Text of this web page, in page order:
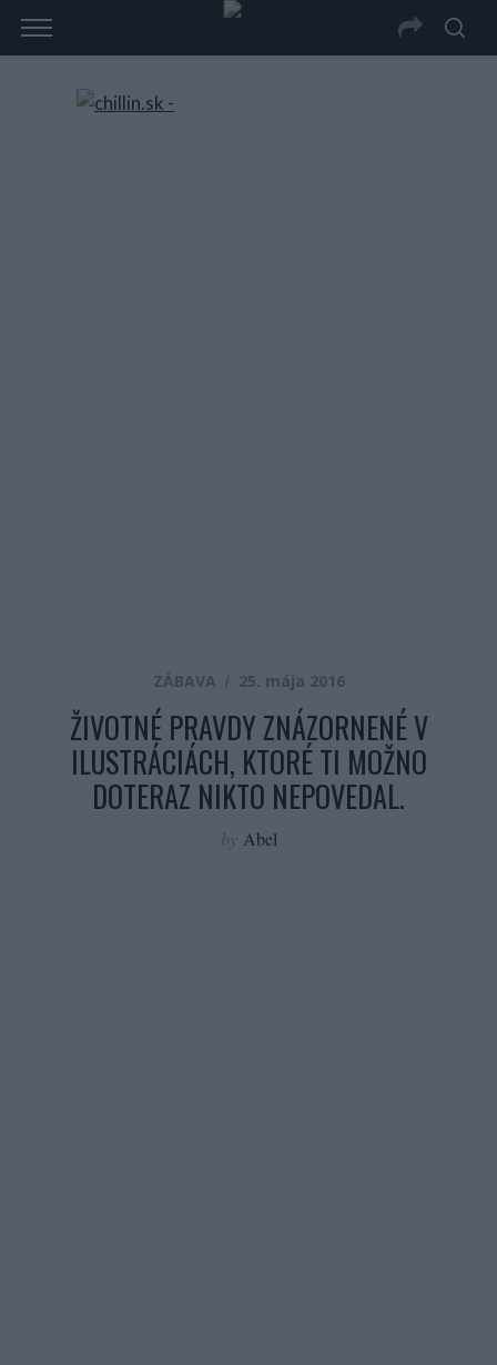
ZÁBAVA 25. mája 2016
ŽIVOTNÉ PRAVDY ZNÁZORNENÉ V
ILUSTRÁCIÁCH, KTORÉ TI MOŽNO
DOTERAZ NIKTO NEPOVEDAL.
by Abel